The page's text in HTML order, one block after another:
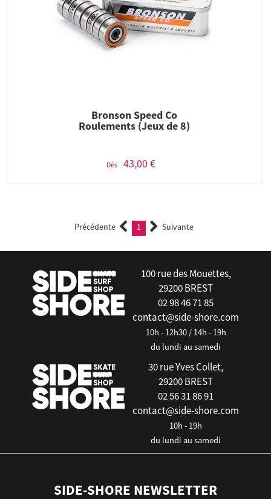
Bronson Speed Co
Roulements (Jeux de 8)
Dès 43,00 €
Précédente 1 (current)Suivante
100 rue des Mouettes,
29200 BREST
02 98 46 71 85
contact@side-shore.com
10h - 12h30 / 14h - 19h
du lundi au samedi
30 rue Yves Collet,
29200 BREST
02 56 31 86 91
contact@side-shore.com
10h - 19h
du lundi au samedi
SIDE-SHORE NEWSLETTER